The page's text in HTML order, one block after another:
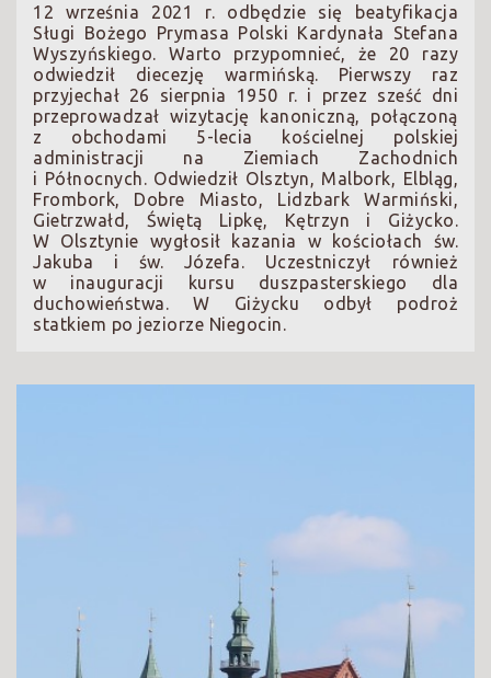
12 września 2021 r. odbędzie się beatyfikacja
Sługi Bożego Prymasa Polski Kardynała Stefana
Wyszyńskiego. Warto przypomnieć, że 20 razy
odwiedził diecezję warmińską. Pierwszy raz
przyjechał 26 sierpnia 1950 r. i przez sześć dni
przeprowadzał wizytację kanoniczną, połączoną
z obchodami 5-lecia kościelnej polskiej
administracji na Ziemiach Zachodnich
i Północnych. Odwiedził Olsztyn, Malbork, Elbląg,
Frombork, Dobre Miasto, Lidzbark Warmiński,
Gietrzwałd, Świętą Lipkę, Kętrzyn i Giżycko.
W Olsztynie wygłosił kazania w kościołach św.
Jakuba i św. Józefa. Uczestniczył również
w inauguracji kursu duszpasterskiego dla
duchowieństwa. W Giżycku odbył podroż
statkiem po jeziorze Niegocin.